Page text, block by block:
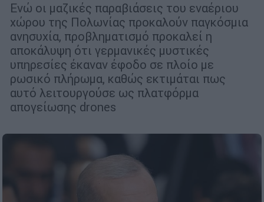
Ενώ οι μαζικές παραβιάσεις του εναέριου
χώρου της Πολωνίας προκαλούν παγκόσμια
ανησυχία, προβληματισμό προκαλεί η
αποκάλυψη ότι γερμανικές μυστικές
υπηρεσίες έκαναν έφοδο σε πλοίο με
ρωσικό πλήρωμα, καθώς εκτιμάται πως
αυτό λειτουργούσε ως πλατφόρμα
απογείωσης drones